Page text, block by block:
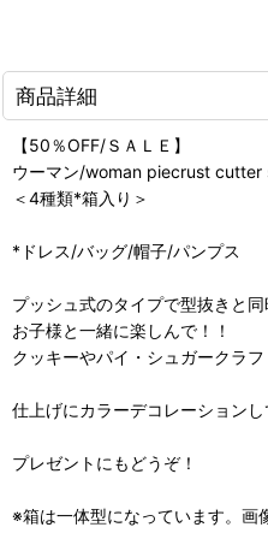
商品詳細
【50％OFF/ＳＡＬＥ】
ウーマン/woman piecrust cutter
＜4種類*箱入り＞
*ドレス/バッグ/帽子/パンプス
プッシュ式のタイプで型抜きと同
お子様と一緒に楽しんで！！
クッキーやパイ・シュガークラフ
仕上げにカラーデコレーションし
プレゼントにもどうぞ！
※箱は一体型になっています。画